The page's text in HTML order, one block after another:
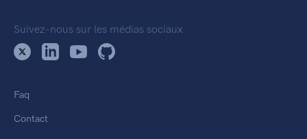
Suivez-nous sur les médias sociaux
Faq
Contact